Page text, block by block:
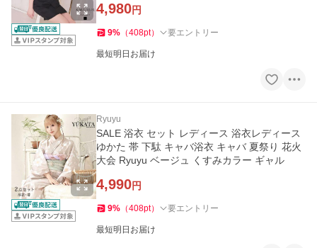
4,980円
9% （408pt） 要エントリー
最短明日お届け
Ryuyu
SALE 浴衣 セット レディース 浴衣レディース
ゆかた 帯 下駄 キャバ浴衣 キャバ 夏祭り 花火
大会 Ryuyu ベージュ くすみカラー ギャル
4,990円
9% （408pt） 要エントリー
最短明日お届け